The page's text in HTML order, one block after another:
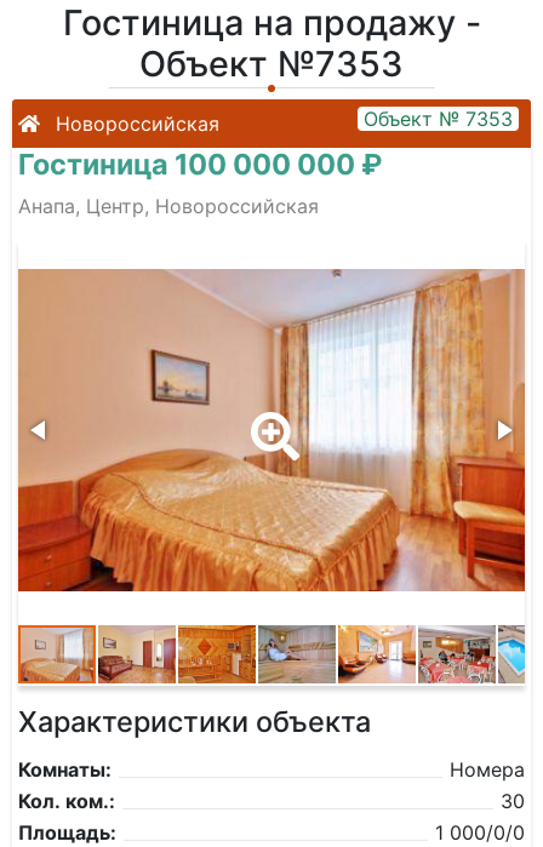
Гостиница на продажу -
Объект №7353
Новороссийская Объект № 7353
Гостиница 100 000 000 ₽
Анапа, Центр, Новороссийская
Характеристики объекта
Комнаты:
Номера
Кол. ком.:
30
Площадь:
1 000/0/0